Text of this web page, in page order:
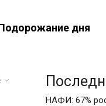
дня
НАФИ: 67%